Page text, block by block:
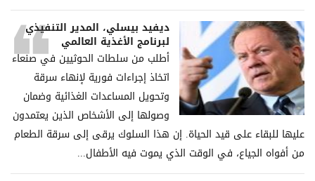
ديفيد بيسلي، المدير التنفيذي
لبرنامج الأغذية العالمي
أطلب من سلطات الحوثيين في صنعاء
اتخاذ إجراءات فورية لإنهاء سرقة
وتحويل المساعدات الغذائية وضمان
وصولها إلى الأشخاص الذين يعتمدون
عليها للبقاء على قيد الحياة. إن هذا السلوك يرقى إلى سرقة الطعام
من أفواه الجياع، في الوقت الذي يموت فيه الأطفال...